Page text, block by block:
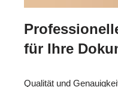
für Ihre
Qualität und